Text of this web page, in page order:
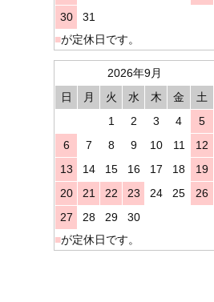
30
31
■が定休日です。
2026年9月
日
月 火 水 木 金
土
1
2 3 4
5
6
7 8 9 10 11
12
13
14 15 16 17 18
19
20
21 22 23 24 25
26
27
28 29
30
■が定休日です。